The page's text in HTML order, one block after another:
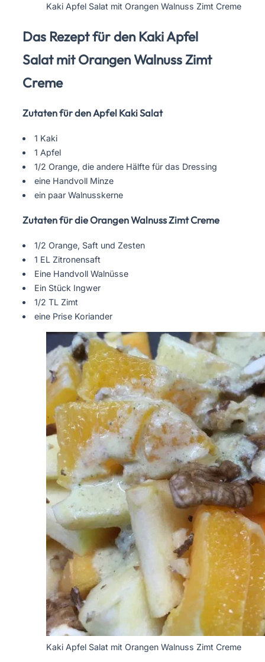
Kaki Apfel Salat mit Orangen Walnuss Zimt Creme
Das Rezept für den Kaki Apfel
Salat mit Orangen Walnuss Zimt
Creme
Zutaten für den Apfel Kaki Salat
1 Kaki
1 Apfel
1/2 Orange, die andere Hälfte für das Dressing
eine Handvoll Minze
ein paar Walnusskerne
Zutaten für die Orangen Walnuss Zimt Creme
1/2 Orange, Saft und Zesten
1 EL Zitronensaft
Eine Handvoll Walnüsse
Ein Stück Ingwer
1/2 TL Zimt
eine Prise Koriander
Kaki Apfel Salat mit Orangen Walnuss Zimt Creme